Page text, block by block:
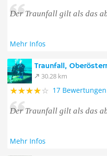
Der Traunfall gilt als das
Mehr Infos
Traunfall,
30.28 km
17 Bewertungen
Der Traunfall gilt als das
Mehr Infos